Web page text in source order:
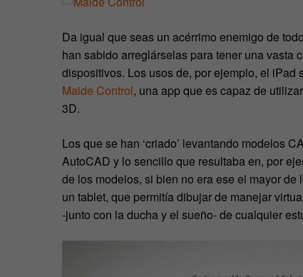
Da igual que seas un acérrimo enemigo de
han sabido arreglárselas para tener una vasta
dispositivos. Los usos de, por ejemplo, el
Maide Control, una app que es capaz de
3D.
Los que se han ‘criado’ levantando modelos
AutoCAD y lo sencillo que resultaba en, por
de los modelos, si bien no era ese el mayor
un tablet, que permitía dibujar de manejar
-junto con la ducha y el sueño- de cualquier